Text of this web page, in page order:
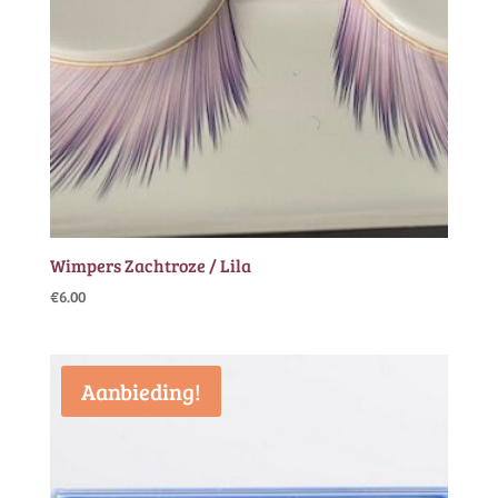
Wimpers Zachtroze / Lila
€6.00
Aanbieding!